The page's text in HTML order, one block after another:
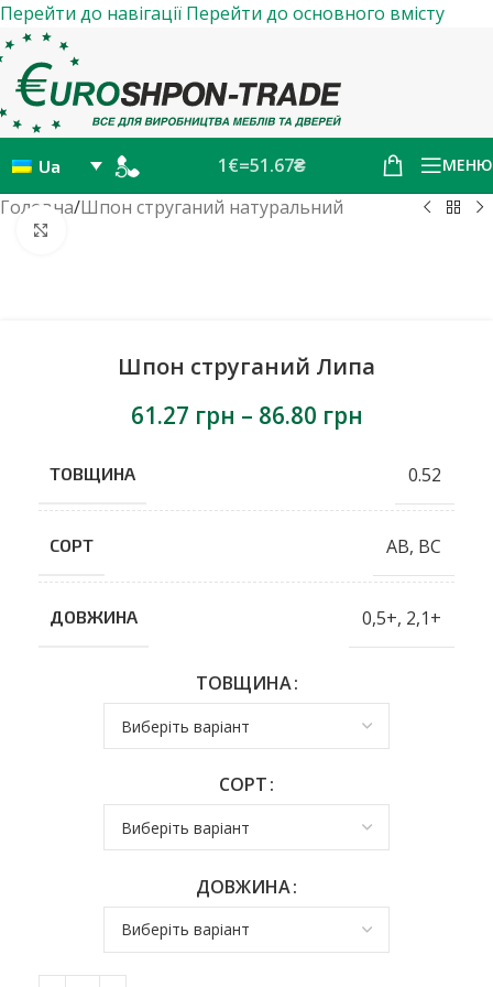
Перейти до навігації Перейти до основного вмісту
Ua 1€=51.67₴ МЕНЮ
Головна/Шпон струганий натуральний
Шпон струганий Липа
61.27 грн – 86.80 грн
ТОВЩИНА 0.52
СОРТ AB, BC
ДОВЖИНА 0,5+, 2,1+
ТОВЩИНА
СОРТ
ДОВЖИНА